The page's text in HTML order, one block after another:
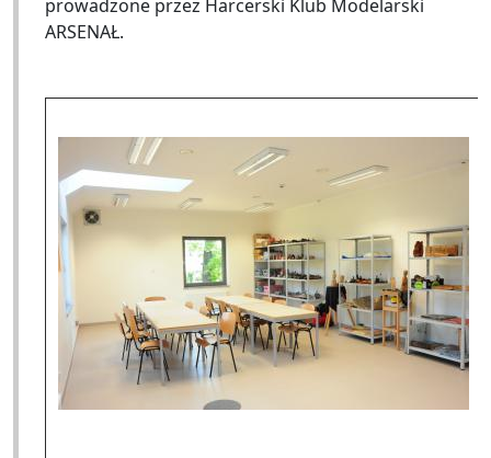
prowadzone przez Harcerski Klub Modelarski
ARSENAŁ.